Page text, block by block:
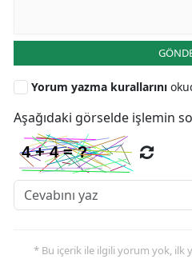
Yorum yazma kurallarını
Aşağıdaki görselde işlemin
* Bu içerik ile ilgili yorum yok, ilk